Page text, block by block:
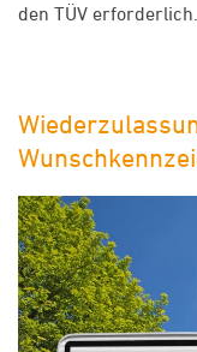
den TÜV erforderlich.